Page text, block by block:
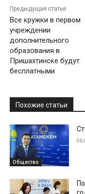
Предыдущая статья
Все кружки в первом
учреждении
дополнительного
образования в
Пришахтинске будут
бесплатными
Похожие статьи
Общество